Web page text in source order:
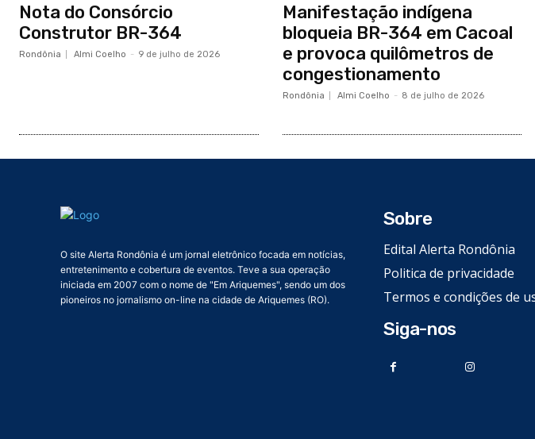
Nota do Consórcio
Construtor BR-364
Rondônia Almi Coelho - 9 de julho de 2026
Manifestação indígena
bloqueia BR-364 em Cacoal
e provoca quilômetros de
congestionamento
Rondônia Almi Coelho - 8 de julho de 2026
O site Alerta Rondônia é um jornal eletrônico focada em notícias,
entretenimento e cobertura de eventos. Teve a sua operação
iniciada em 2007 com o nome de "Em Ariquemes", sendo um dos
pioneiros no jornalismo on-line na cidade de Ariquemes (RO).
Sobre
Edital Alerta Rondônia
Politica de privacidade
Termos e condições de
Siga-nos